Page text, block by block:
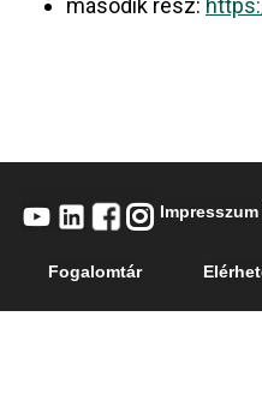
Impresszum
Fogalomtár